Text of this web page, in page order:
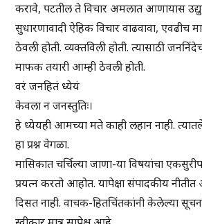
करावे, पटतील ते विचार अमलात आणायास
सुधारणावादी ऐहिक विचार वाढवावा, एवढीच
ठेवली होती. व्यक्तविली होती. त्यासाठी
माफक तयारी आम्ही ठेवली होती.
वरं जनहितं ध्येयं
केवला न जनस्तुतिः।
हे ध्येयही आमच्या मते काही लहान नाही.
हा प्रश्न वेगळा.
मासिकात चर्चिल्या जाणा-या विषयांचा
प्रयत्न करतो आहोत. यापेक्षा संपादकीय
दिसत नाही. वाचक-हितचिंतकांनी केलेल्या